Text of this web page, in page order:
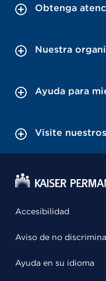
Obtenga
Nuestra
Ayuda para
Visite
Accesibilidad
Aviso de no
Ayuda en su idioma